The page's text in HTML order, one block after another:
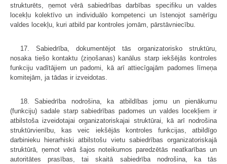
strukturēts, ņemot vērā sabiedrības darbības specifiku un valdes
locekļu kolektīvo un individuālo kompetenci un īstenojot samērīgu
valdes locekļu, kuri atbild par kontroles jomām, pārstāvniecību.
17. Sabiedrība, dokumentējot tās organizatorisko struktūru,
nosaka tiešo kontaktu (ziņošanas) kanālus starp iekšējās kontroles
funkciju vadītājiem un padomi, kā arī attiecīgajām padomes līmeņa
komitejām, ja tādas ir izveidotas.
18. Sabiedrība nodrošina, ka atbildības jomu un pienākumu
(funkciju) sadale starp sabiedrības padomes un valdes locekļiem ir
atbilstoša izveidotajai organizatoriskajai struktūrai, kā arī nodrošina
struktūrvienību, kas veic iekšējās kontroles funkcijas, atbildīgo
darbinieku hierarhiski atbilstošu vietu sabiedrības organizatoriskajā
struktūrā, ņemot vērā šajos noteikumos paredzētās neatkarības un
autoritātes prasības, tai skaitā sabiedrība nodrošina, ka tās